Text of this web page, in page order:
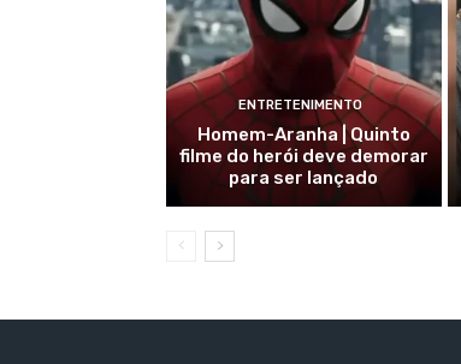
ENTRETENIMENTO
Homem-Aranha | Quinto
filme do herói deve demorar
para ser lançado